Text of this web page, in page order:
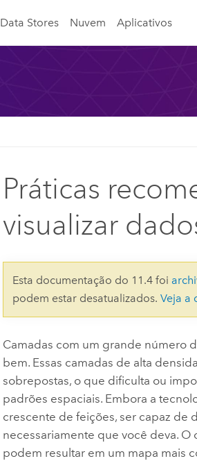
Data Stores Nuvem Aplicativos
Práticas
visualizar
Esta documentação do 11.4 foi
podem estar desatualizados.Veja a
Camadas com um grande número
bem. Essas camadas de alta
sobrepostas, o que dificulta ou
padrões espaciais. Embora a
crescente de feições, ser capaz de
necessariamente que você deva.
podem resultar em um mapa mais